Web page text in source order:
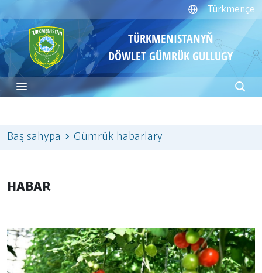
Türkmençe
TÜRKMENISTANYŇ
DÖWLET GÜMRÜK GULLUGY
Baş sahypa Gümrük habarlary
HABAR